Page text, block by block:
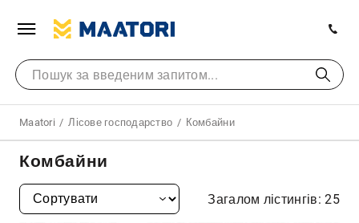
Maatori Лісове господарство Комбайни
Комбайни
Загалом лістингів: 25